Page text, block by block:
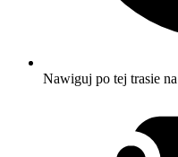
Nawiguj po tej trasie na